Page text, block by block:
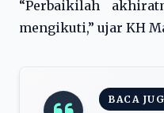
“Perbaikilah
mengikuti,” ujar KH
BACA